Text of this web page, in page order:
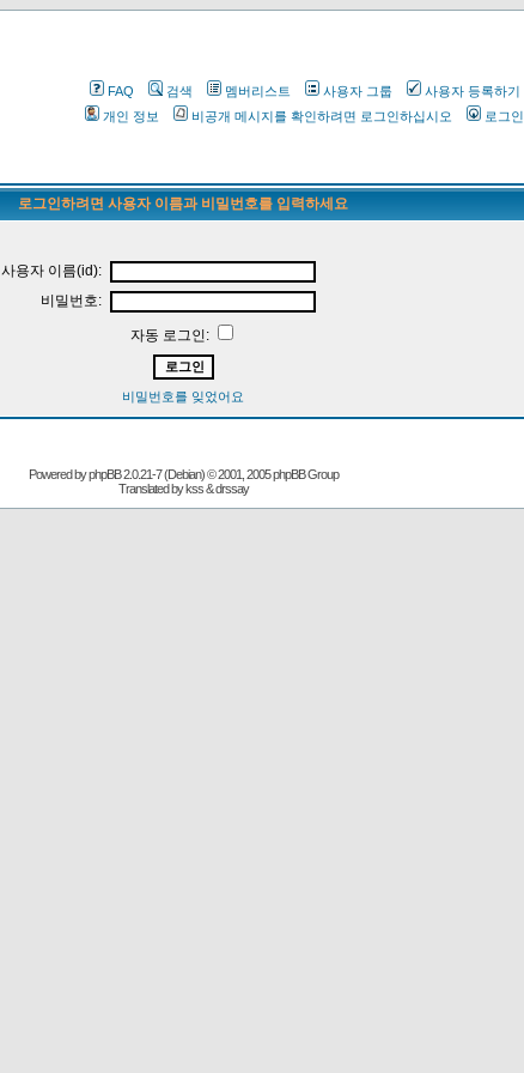
FAQ 검색 멤버리스트 사용자 그룹
사용자 등록하기
개인 정보
비공개 메시지를 확인하려면 로그인하십시오 로그인
로그인하려면 사용자 이름과 비밀번호를 입력하세요
사용자 이름(id):
비밀번호:
자동 로그인:
비밀번호를 잊었어요
Powered byphpBB2.0.21-7 (Debian) © 2001, 2005 phpBB Group
Translated by kss & drssay